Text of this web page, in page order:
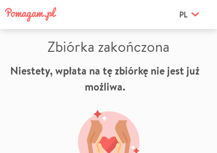
PL
Zbiórka zakończona
Niestety, wpłata na tę zbiórkę nie jest już
możliwa.